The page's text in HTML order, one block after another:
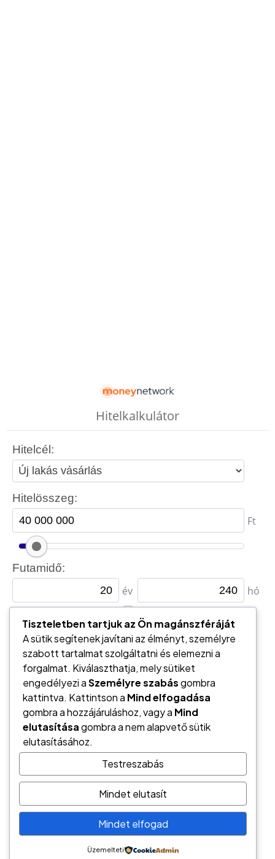
Németh László
Hírös Pénzügyi Tanácsadó
6000 Kecskemét, Tatár sor 6.
tel.: (+36) 70/944-2247
e-mail: hptkft@gmail.com
Tiszteletben tartjuk az Ön magánszféráját
A sütik segítenek javítani az élményt, személyre
szabott tartalmat szolgáltatni és elemezni a
forgalmat. Kiválaszthatja, mely sütiket
engedélyezi aSzemélyre szabásgombra
kattintva. Kattintson a Mind elfogadása
gombra a hozzájáruláshoz, vagy a Mind
elutasításagombra a nem alapvető sütik
elutasításához.
Testreszabás
Mindet elutasít
Mindet elfogad
Üzemelteti